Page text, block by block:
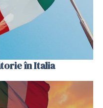
în Italia